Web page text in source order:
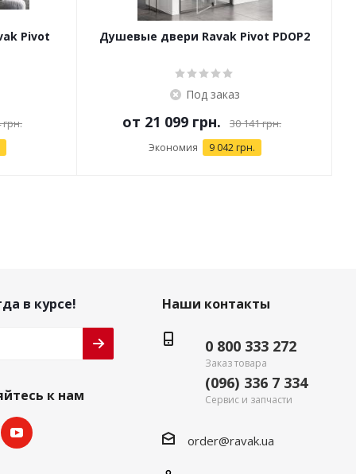
Pivot
грн.
Душевые двери Ravak Pivot PDOP2
Под заказ
от 21 099 грн. 30 141 грн.
Экономия 9 042 грн.
в курсе!
к нам
Наши контакты
0 800 333 272
Заказ товара
(096) 336 7 334
Сервис и запчасти
order@ravak.ua